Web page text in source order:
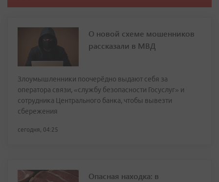
О новой схеме мошенников
рассказали в МВД
Злоумышленники поочерёдно выдают себя за
оператора связи, «службу безопасности Госуслуг» и
сотрудника Центрального банка, чтобы вывезти
сбережения
сегодня, 04:25
Опасная находка: в